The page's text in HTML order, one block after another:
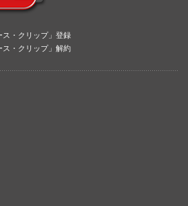
・クリップ」登録
・クリップ」解約